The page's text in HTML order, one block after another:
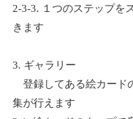
2-3-3. １つのステップを
きます
3. ギャラリー
登録してある絵カード
集が行えます